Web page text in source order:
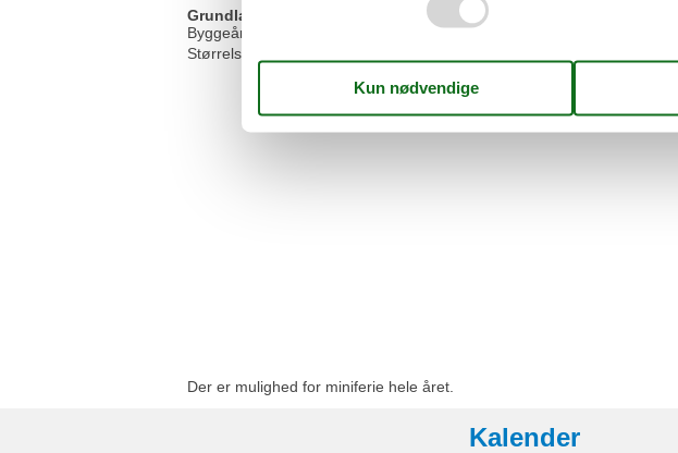
Grundlæggende faciliteter
Byggeår
Størrelse
Der er mulighed for miniferie hele året.
Kalender